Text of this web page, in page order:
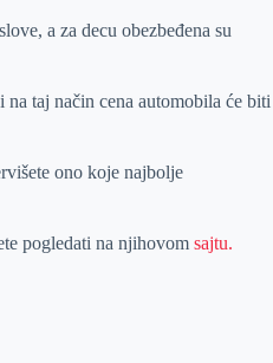
a za decu obezbeđena su
taj način cena automobila će biti
ono koje najbolje
pogledati na njihovomsajtu.